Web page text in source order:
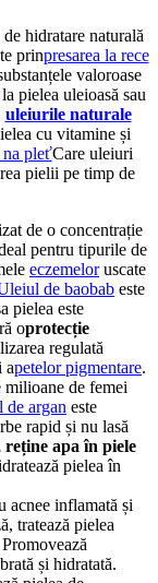
hidratare naturală
prinpresarea la rece
valoroase
pielea uleioasă sau
uleiurile naturale
cu vitamine și
Care uleiuri
pielii pe timp de
de o concentrație
pentru tipurile de
eczemeloruscate
de baobab este
pielea este
oprotecție
regulată
apetelor pigmentare.
de femei
de argan este
rapid și nu lasă
apa în piele
pielea în
acnee inflamată și
tratează pielea
și hidratată.